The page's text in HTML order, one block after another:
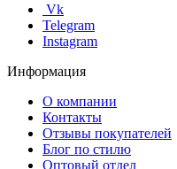
Vk
Telegram
Instagram
Информация
О компании
Контакты
Отзывы покупателей
Блог по стилю
Оптовый отдел